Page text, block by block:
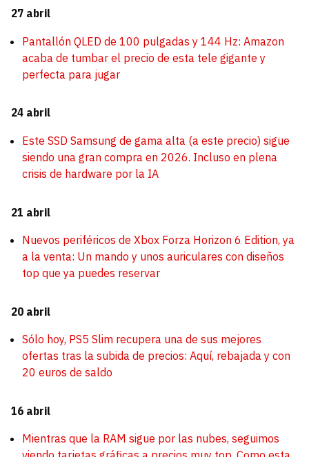
27 abril
Pantallón QLED de 100 pulgadas y 144 Hz: Amazon
acaba de tumbar el precio de esta tele gigante y
perfecta para jugar
24 abril
Este SSD Samsung de gama alta (a este precio) sigue
siendo una gran compra en 2026. Incluso en plena
crisis de hardware por la IA
21 abril
Nuevos periféricos de Xbox Forza Horizon 6 Edition, ya
a la venta: Un mando y unos auriculares con diseños
top que ya puedes reservar
20 abril
Sólo hoy, PS5 Slim recupera una de sus mejores
ofertas tras la subida de precios: Aquí, rebajada y con
20 euros de saldo
16 abril
Mientras que la RAM sigue por las nubes, seguimos